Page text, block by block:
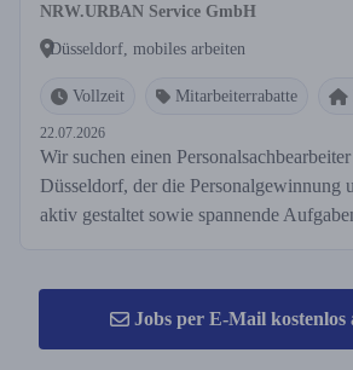
NRW.URBAN Service GmbH
Düsseldorf, mobiles arbeiten
Vollzeit Mitarbeiterrabatte
22.07.2026
Wir suchen einen
Düsseldorf, der die Personalgewinnung
aktiv gestaltet sowie spannende
Jobs per E-Mail kostenlos